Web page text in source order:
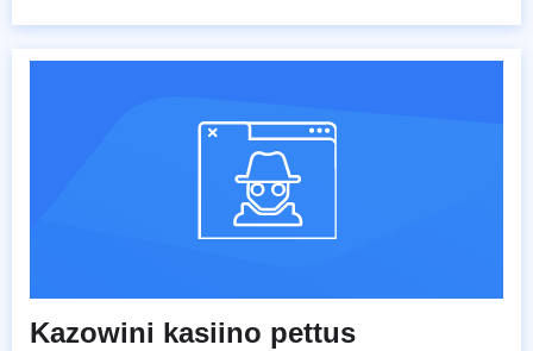
Kazowini kasiino pettus